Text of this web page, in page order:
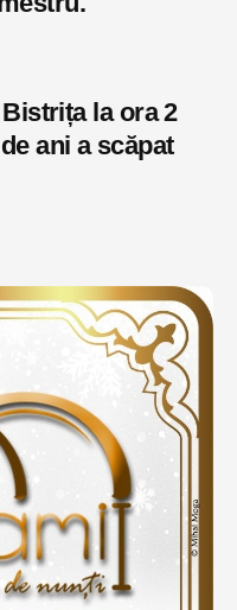
la ora 2
ani a scăpat